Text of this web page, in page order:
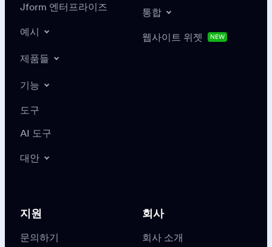
Jform 엔터프라이즈
예시
제품들
기능
도구
AI 도구
대안
통합
웹사이트 위젯 NEW
지원
문의하기
회사
회사 소개